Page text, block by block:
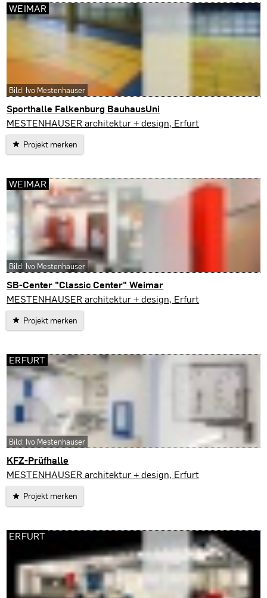
Sporthalle Falkenburg BauhausUni
Weimar
MESTENHAUSER architektur + design, Erfurt
Projekt merken
WEIMAR
Bild: Ivo Mestenhauser
SB-Center "Classic Center" Weimar
Weimar
MESTENHAUSER architektur + design, Erfurt
Projekt merken
WEIMAR
Bild: Ivo Mestenhauser
KFZ-Prüfhalle
Erfurt
MESTENHAUSER architektur + design, Erfurt
Projekt merken
ERFURT
Bild: Ivo Mestenhauser
ERFURT